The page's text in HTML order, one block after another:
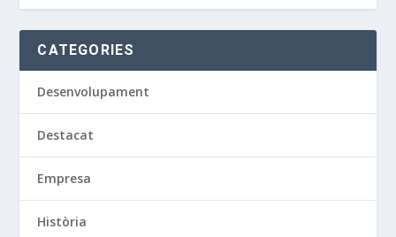
CATEGORIES
Desenvolupament
Destacat
Empresa
Història